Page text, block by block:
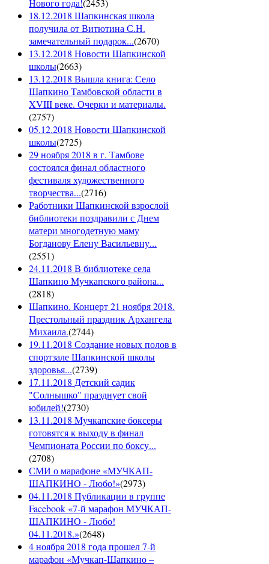
18.12.2018 Шапкинская школа
получила от Витютина С.Н.
замечательный подарок...(2670)
13.12.2018 Новости Шапкинской
школы(2663)
13.12.2018 Вышла книга: Село
Шапкино Тамбовской области в
XVIII веке. Очерки и материалы.
(2757)
05.12.2018 Новости Шапкинской
школы(2725)
29 ноября 2018 в г. Тамбове
состоялся финал областного
фестиваля художественного
творчества...(2716)
Работники Шапкинской взрослой
библиотеки поздравили с Днем
матери многодетную маму
Богданову Елену Васильевну...
(2551)
24.11.2018 В библиотеке села
Шапкино Мучкапского района...
(2818)
Шапкино. Концерт 21 ноября 2018.
Престольный праздник Архангела
Михаила.(2744)
19.11.2018 Создание новых полов в
спортзале Шапкинской школы
здоровья...(2739)
17.11.2018 Детский садик
"Солнышко" празднует свой
юбилей!(2730)
13.11.2018 Мучкапские боксеры
готовятся к выходу в финал
Чемпионата России по боксу...
(2708)
СМИ о марафоне «МУЧКАП-
ШАПКИНО - Любо!»(2973)
04.11.2018 Публикации в группе
Facebook «7-й марафон МУЧКАП-
ШАПКИНО - Любо!
04.11.2018.»(2648)
4 ноября 2018 года прошел 7-й
марафон «Мучкап-Шапкино –